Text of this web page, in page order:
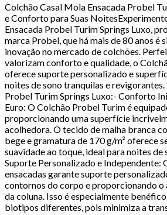
Colchão Casal Mola Ensacada Probel
e Conforto para Suas
Ensacada Probel Turim Springs Luxo,
marca Probel, que há mais de 80 anos é
inovação no mercado de colchões.
valorizam conforto e qualidade, o
oferece suporte personalizado e
noites de sono tranquilas e
Probel Turim Springs Luxo:- Conforto
Euro: O Colchão Probel Turim é
proporcionando uma superfície
acolhedora. O tecido de malha branca
bege e gramatura de 170 g/m² oferece
suavidade ao toque, ideal para noites de
Suporte Personalizado e Independente:
ensacadas garante suporte
contornos do corpo e proporcionando
da coluna. Isso é especialmente
biotipos diferentes, pois minimiza a